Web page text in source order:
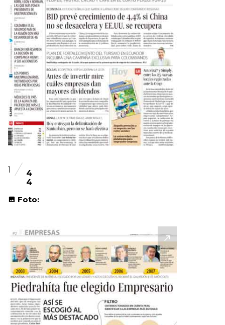
1
4
4
Foto: